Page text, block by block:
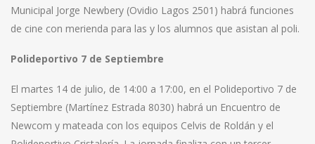
Municipal Jorge Newbery (Ovidio Lagos 2501) habrá funciones
de cine con merienda para las y los alumnos que asistan al poli.
Polideportivo 7 de Septiembre
El martes 14 de julio, de 14:00 a 17:00, en el Polideportivo 7 de
Septiembre (Martínez Estrada 8030) habrá un Encuentro de
Newcom y mateada con los equipos Celvis de Roldán y el